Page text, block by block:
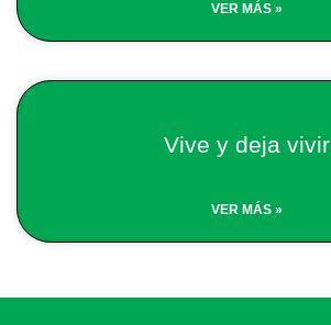
VER MÁS »
Vive y deja vivir
VER MÁS »